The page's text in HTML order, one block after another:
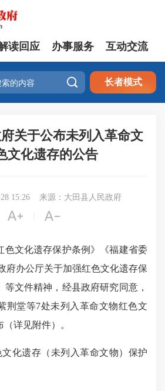
读回应 办事服务 互动交流
 长者模式
关于公布未列入革命文
文化遗存的公告
15:26 来源：大田县人民政府
 
文化遗存保护条例》《福建省委
府办公厅关于加强红色文化遗存保
文件精神，经县政府研究同意，
荆堂等7处未列入革命文物红色文
（详见附件）。
化遗存（未列入革命文物）保护